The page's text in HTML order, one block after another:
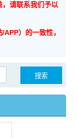
请联系我们予以
）的一致性，